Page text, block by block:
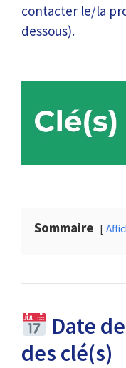
contacter le/la
dessous).
Sommaire
Date
des clé(s)